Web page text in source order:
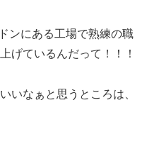
ンにある工場で熟練の職
げているんだって！！！
いなぁと思うところは、